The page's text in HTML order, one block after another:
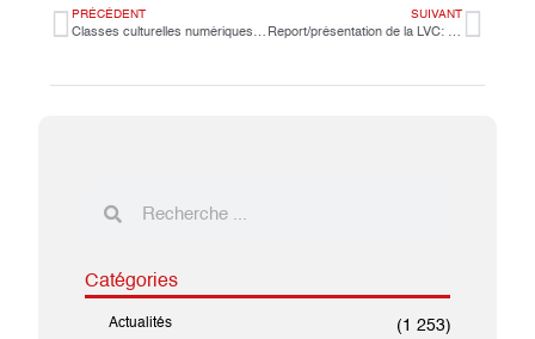
PRÉCÉDENT
Classes culturelles numériques : percussions corporelles des CM2D
SUIVANT
Report/présentation de la LVC: à l’attention des futurs élèves de Seconde 2020-2021
Catégories
Actualités (1 253)